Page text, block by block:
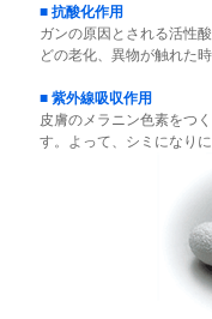
■ 抗酸化作用
ガンの原因とされる活性
どの老化、異物が触れた
■ 紫外線吸収作用
皮膚のメラニン色素をつ
す。よって、シミになり